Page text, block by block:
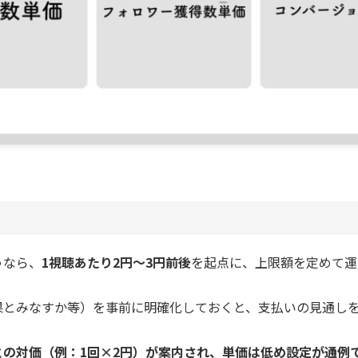
ら、 1視聴あたり2円～3円前後を起点に、上限額を定めて
みなすか等）を事前に明確化しておくと、支払いの見通し
対価（例：1回×2円）が案内され、単価は低め設定が通例